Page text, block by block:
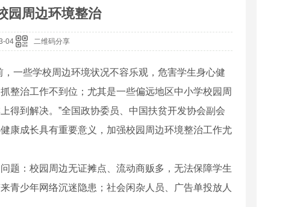
园周边环境整治
04 二维码分享
一些学校周边环境状况不容乐观，危害学生身心健
整治工作不到位；尤其是一些偏远地区中小学校园周
得到解决。”全国政协委员、中国扶贫开发协会副会
康成长具有重要意义，加强校园周边环境整治工作尤
题：校园周边无证摊点、流动商贩多，无法保障学生
青少年网络沉迷隐患；社会闲杂人员、广告单投放人